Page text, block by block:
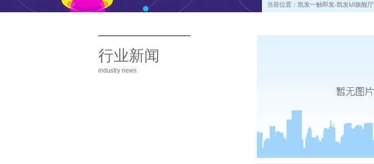
当前位置： 凯发一触即发-凯发k8旗舰厅
行业新闻
industry news